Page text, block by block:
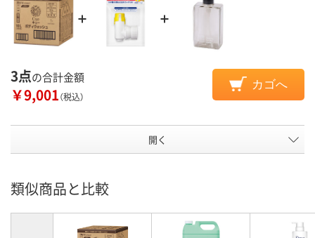
3点の合計金額
￥9,001（税込）
カゴへ
開く
類似商品と比較